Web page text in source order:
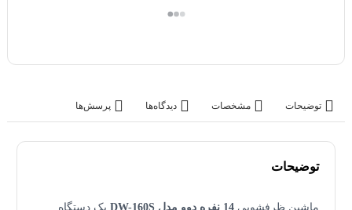
توضیحات مشخصات دیدگاه‌ها پرسش‌ها
توضیحات
ماشین ظرفشویی 14 نفره دوو مدل DW-160S یک دستگاه